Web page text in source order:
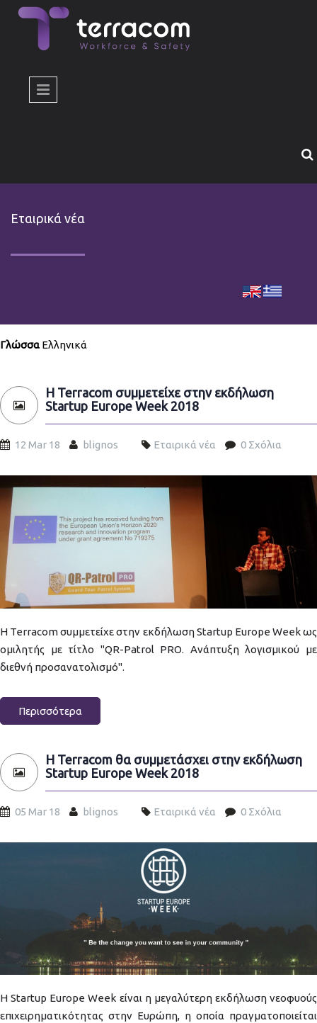
Παράκαμψη προς το κυρίως περιεχόμενο
Εταιρικά νέα
Γλώσσα Ελληνικά
H Terracom συμμετείχε στην εκδήλωση
Startup Europe Week 2018
12 Mar 18 blignos Εταιρικά νέα 0 Σχόλια
Startup-Europe-Week-speaker.jpg
H Terracom συμμετείχε στην εκδήλωση Startup Europe Week ως
ομιλητής με τίτλο "QR-Patrol PRO. Ανάπτυξη λογισμικού με
διεθνή προσανατολισμό".
Περισσότερα
H Terracom θα συμμετάσχει στην εκδήλωση
Startup Europe Week 2018
05 Mar 18 blignos Εταιρικά νέα 0 Σχόλια
Startup-Europe-Week-slide1.jpg
Η Startup Europe Week είναι η μεγαλύτερη εκδήλωση νεοφυούς
επιχειρηματικότητας στην Ευρώπη, η οποία πραγματοποιείται